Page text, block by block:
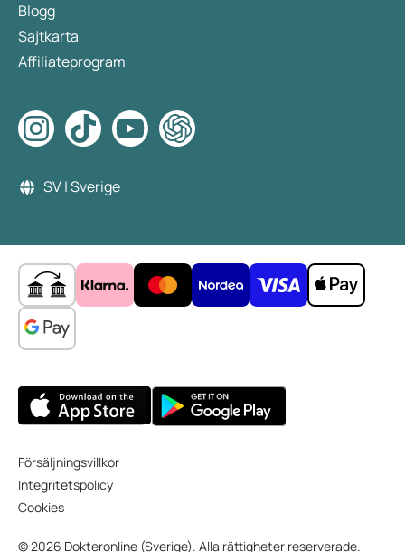
Blogg
Sajtkarta
Affiliateprogram
SV | Sverige
Försäljningsvillkor
Integritetspolicy
Cookies
© 2026 Dokteronline (Sverige). Alla rättigheter reserverade.